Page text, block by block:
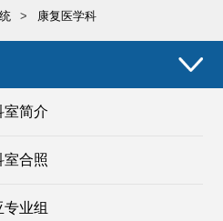
> 康复医学科
室简介
室合照
专业组